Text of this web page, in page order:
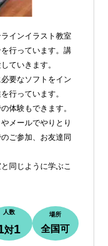
インイラスト教室
行っています。講
ていきます。
要なソフトをイン
行っています。
体験もできます。
メールでやりとり
ご参加、お友達同
同じように学ぶこ
人数
対1
場所
全国可